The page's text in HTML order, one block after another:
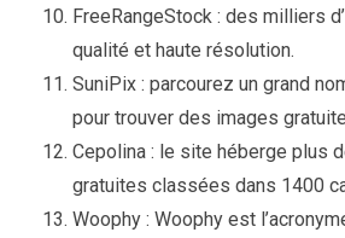
FreeRangeStock : des milliers
qualité et haute résolution.
SuniPix : parcourez un grand
pour trouver des images
Cepolina : le site héberge plus
gratuites classées dans 1400
Woophy : Woophy est